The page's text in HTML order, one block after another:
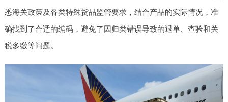
悉海关政策及各类特殊货品监管要求，结合产品的实际情况，准
确找到了合适的编码，避免了因归类错误导致的退单、查验和关
税多缴等问题。